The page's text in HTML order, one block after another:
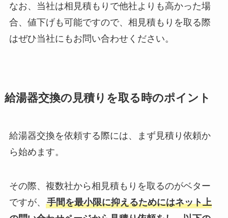
なお、当社は相見積もりで他社よりも高かった場
合、値下げも可能ですので、相見積もりを取る際
はぜひ当社にもお問い合わせください。
給湯器交換の見積りを取る時のポイント
給湯器交換を依頼する際には、まず見積り依頼か
ら始めます。
その際、複数社から相見積もりを取るのがベター
ですが、 手間を最小限に抑えるためにはネット上